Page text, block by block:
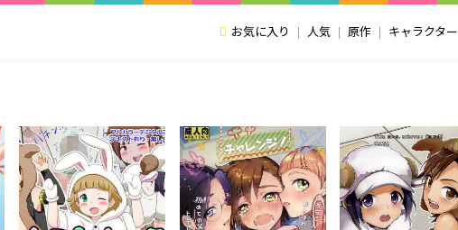
お気に入り 人気 原作 キャラクター